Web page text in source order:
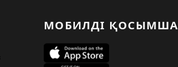
МОБИЛДІ ҚОСЫМША